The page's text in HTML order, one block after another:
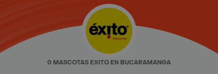
0 MASCOTAS EXITO EN BUCARAMANGA